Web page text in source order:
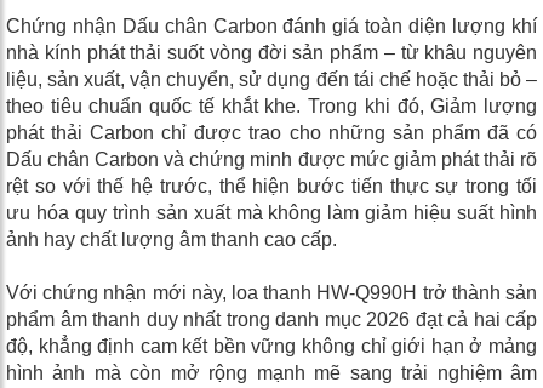
Chứng nhận Dấu chân Carbon đánh giá toàn diện lượng khí
nhà kính phát thải suốt vòng đời sản phẩm – từ khâu nguyên
liệu, sản xuất, vận chuyển, sử dụng đến tái chế hoặc thải bỏ –
theo tiêu chuẩn quốc tế khắt khe. Trong khi đó, Giảm lượng
phát thải Carbon chỉ được trao cho những sản phẩm đã có
Dấu chân Carbon và chứng minh được mức giảm phát thải rõ
rệt so với thế hệ trước, thể hiện bước tiến thực sự trong tối
ưu hóa quy trình sản xuất mà không làm giảm hiệu suất hình
ảnh hay chất lượng âm thanh cao cấp.
Với chứng nhận mới này, loa thanh HW-Q990H trở thành sản
phẩm âm thanh duy nhất trong danh mục 2026 đạt cả hai cấp
độ, khẳng định cam kết bền vững không chỉ giới hạn ở mảng
hình ảnh mà còn mở rộng mạnh mẽ sang trải nghiệm âm